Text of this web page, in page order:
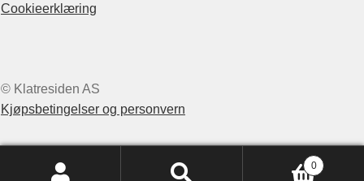
Cookieerklæring
© Klatresiden AS
Kjøpsbetingelser og personvern
0